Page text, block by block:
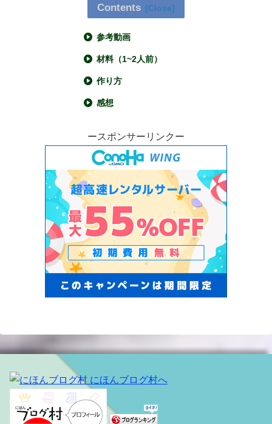
Contents
参考動画
材料（1~2人前）
作り方
感想
ースポンサーリンクー